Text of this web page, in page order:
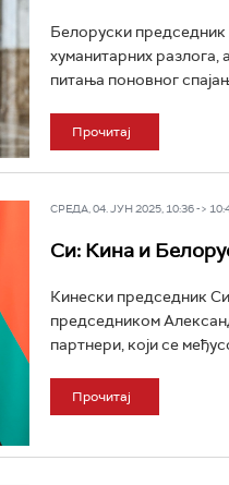
Белоруски
хуманитарних разлога,
питања поновног
Прочитај
СРЕДА, 04. ЈУН 2025, 10:36 ->
Си: Кина и
Кинески председник
председником
партнери, који се
Прочитај